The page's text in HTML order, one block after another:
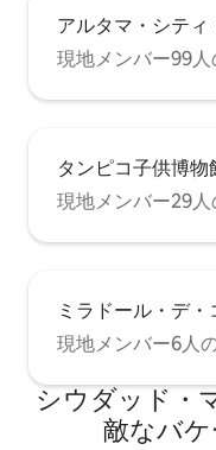
アルタマ・シティ
現地メンバー99
タンピコ子供博物
現地メンバー29
ミラドール・デ
現地メンバー6人
シウダッド・
敵なバ